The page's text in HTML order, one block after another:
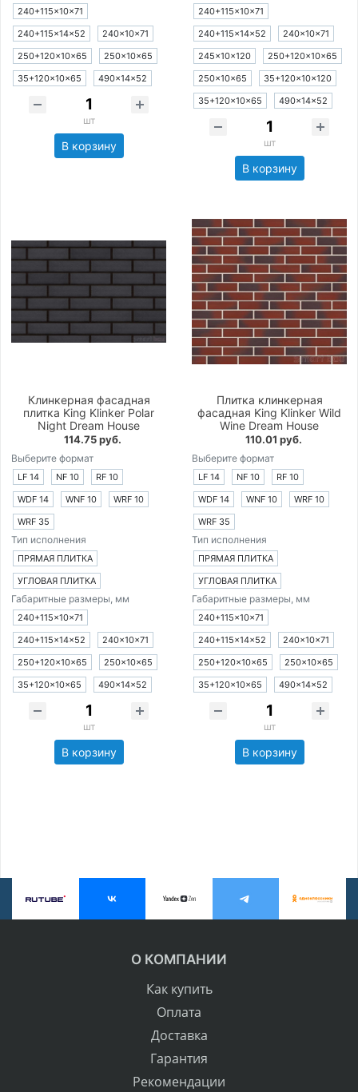
240+115×10×71
240+115×14×52
240×10×71
250+120×10×65
250×10×65
35+120×10×65
490×14×52
шт
В корзину
240+115×10×71
240+115×14×52
240×10×71
245×10×120
250+120×10×65
250×10×65
35+120×10×120
35+120×10×65
490×14×52
шт
В корзину
Клинкерная фасадная
плитка King Klinker Polar
Night Dream House
114.75 руб.
Выберите формат
LF 14 NF 10
RF 10
WDF 14
WNF 10
WRF 10
WRF 35
Тип исполнения
ПРЯМАЯ ПЛИТКА
УГЛОВАЯ ПЛИТКА
Габаритные размеры, мм
240+115×10×71
240+115×14×52
240×10×71
250+120×10×65
250×10×65
35+120×10×65
490×14×52
шт
В корзину
Плитка клинкерная
фасадная King Klinker Wild
Wine Dream House
110.01 руб.
Выберите формат
LF 14 NF 10
RF 10
WDF 14
WNF 10
WRF 10
WRF 35
Тип исполнения
ПРЯМАЯ ПЛИТКА
УГЛОВАЯ ПЛИТКА
Габаритные размеры, мм
240+115×10×71
240+115×14×52
240×10×71
250+120×10×65
250×10×65
35+120×10×65
490×14×52
шт
В корзину
О КОМПАНИИ
Как купить
Оплата
Доставка
Гарантия
Рекомендации